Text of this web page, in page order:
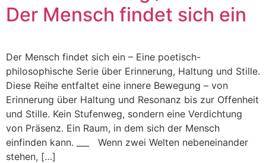
Der Mensch findet sich ein
Der Mensch findet sich ein – Eine poetisch-
philosophische Serie über Erinnerung, Haltung und Stille.
Diese Reihe entfaltet eine innere Bewegung – von
Erinnerung über Haltung und Resonanz bis zur Offenheit
und Stille. Kein Stufenweg, sondern eine Verdichtung
von Präsenz. Ein Raum, in dem sich der Mensch
einfinden kann. ___ Wenn zwei Welten nebeneinander
stehen, […]